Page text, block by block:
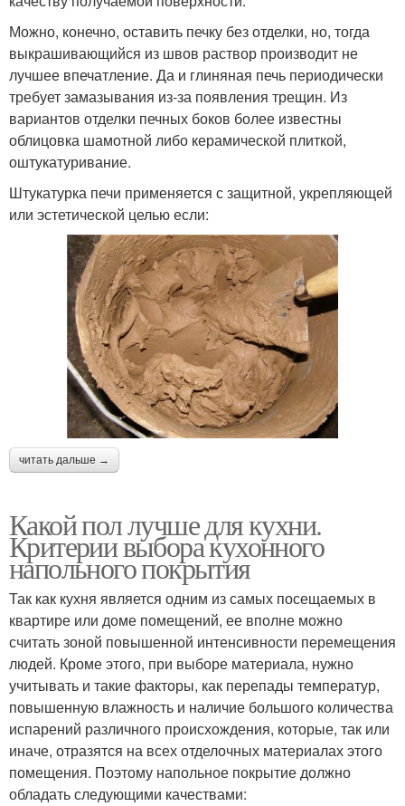
Можно, конечно, оставить печку без отделки, но, тогда
выкрашивающийся из швов раствор производит не
лучшее впечатление. Да и глиняная печь периодически
требует замазывания из-за появления трещин. Из
вариантов отделки печных боков более известны
облицовка шамотной либо керамической плиткой,
оштукатуривание.
Штукатурка печи применяется с защитной, укрепляющей
или эстетической целью если:
читать дальше →
Какой пол лучше для кухни.
Критерии выбора кухонного
напольного покрытия
Так как кухня является одним из самых посещаемых в
квартире или доме помещений, ее вполне можно
считать зоной повышенной интенсивности перемещения
людей. Кроме этого, при выборе материала, нужно
учитывать и такие факторы, как перепады температур,
повышенную влажность и наличие большого количества
испарений различного происхождения, которые, так или
иначе, отразятся на всех отделочных материалах этого
помещения. Поэтому напольное покрытие должно
обладать следующими качествами: